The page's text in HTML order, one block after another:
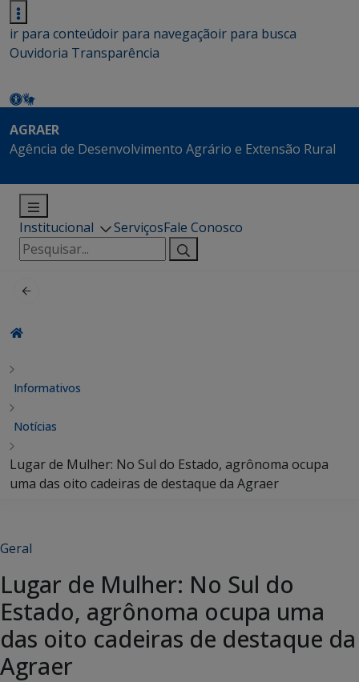
ir para conteúdoir para navegaçãoir para busca
Ouvidoria Transparência
AGRAER
Agência de Desenvolvimento Agrário e Extensão Rural
Institucional ServiçosFale Conosco
Pesquisar
por:
Informativos
Notícias
Lugar de Mulher: No Sul do Estado, agrônoma ocupa
uma das oito cadeiras de destaque da Agraer
Geral
Lugar de Mulher: No Sul do
Estado, agrônoma ocupa uma
das oito cadeiras de destaque da
Agraer